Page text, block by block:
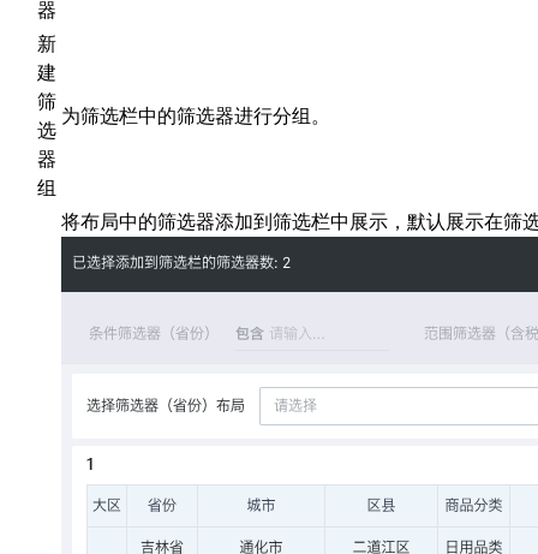
器
新
建
筛
选
器
组
为筛选栏中的筛选器进行分组。
将布局中的筛选器添加到筛选栏中展示，默认展示在筛